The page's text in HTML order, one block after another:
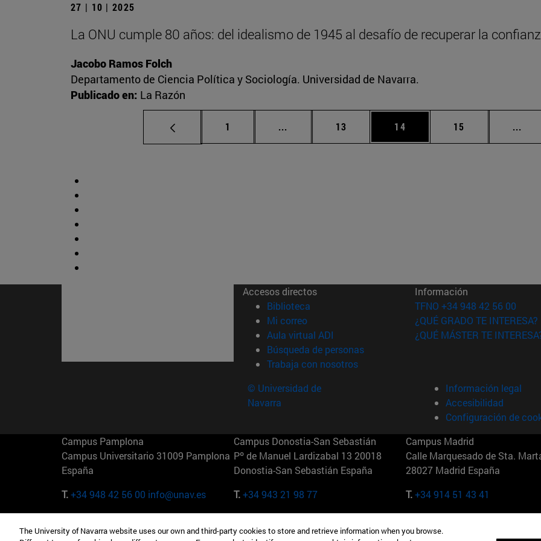
27 | 10 | 2025
La ONU cumple 80 años: del idealismo de 1945 al desafío de recuperar la
Jacobo Ramos Folch
Departamento de Ciencia Política y Sociología. Universidad de Navarra.
Publicado en: La Razón
Página
1 ... Páginas intermedias Use TAB para desplazarse.
Página
13 Página
14 Página
15 ...
Accesos directos
Biblioteca (abre en nueva ventana)
Mi correo(abre en nueva ventana)
Aula virtual ADI (abre en nueva ventana)
Búsqueda de personas(abre en nueva ventana)
Trabaja con nosotros(abre en nueva ventana)
Información
TFNO +34 948 42 56 00
¿QUÉ GRADO TE INTERESA?
¿QUÉ MÁSTER TE
© Universidad de
Navarra
Información legal
Accesibilidad
Configuración de
Campus Pamplona
Campus Universitario 31009 Pamplona
España
T.+34 948 42 56 00 info@unav.es
Campus Donostia-San Sebastián
Pº de Manuel Lardizabal 13 20018
Donostia-San Sebastián España
T.+34 943 21 98 77
Campus Madrid
Calle Marquesado de Sta.
28027 Madrid España
T.+34 914 51 43 41
Camino del Cerro Águila 3 28023
165 W 57th St 10019-2201 Nueva York Maria-Theresia-Straße 15 81675
The University of Navarra website uses our own and third-party cookies to store and retrieve information when you browse.